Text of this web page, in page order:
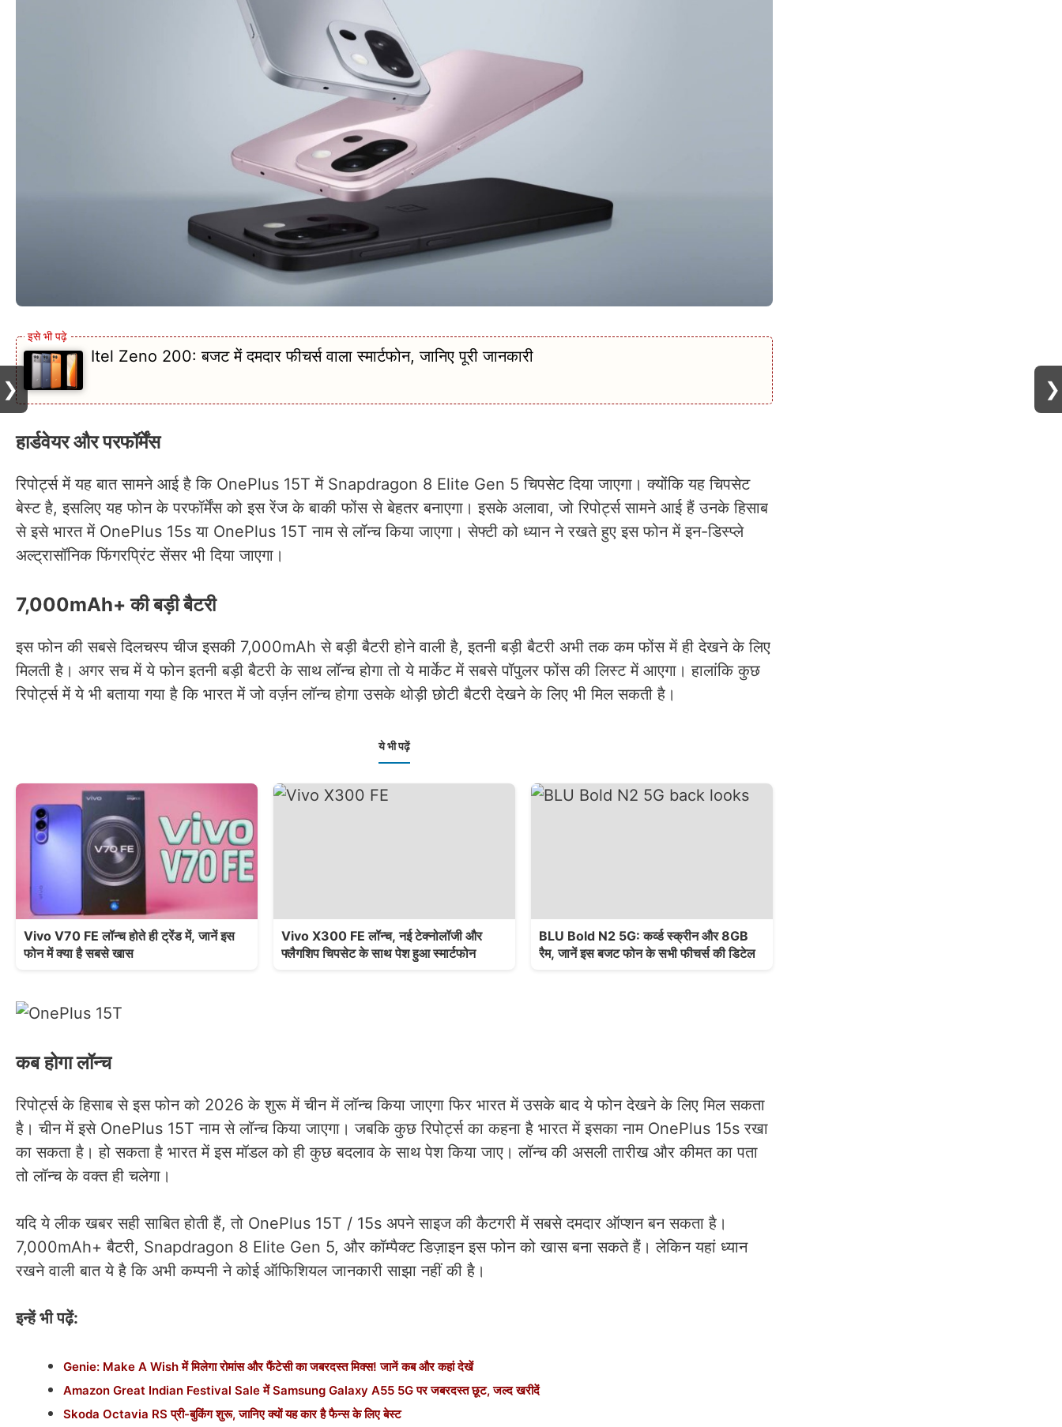
Itel Zeno 200: बजट में दमदार फीचर्स वाला स्मार्टफोन, जानिए पूरी जानकारी
हार्डवेयर और परफॉर्मेंस
रिपोर्ट्स में यह बात सामने आई है कि OnePlus 15T में Snapdragon 8 Elite Gen 5 चिपसेट दिया जाएगा। क्योंकि यह चिपसेट
बेस्ट है, इसलिए यह फोन के परफॉर्मेंस को इस रेंज के बाकी फोंस से बेहतर बनाएगा। इसके अलावा, जो रिपोर्ट्स सामने आई हैं उनके हिसाब
से इसे भारत में OnePlus 15s या OnePlus 15T नाम से लॉन्च किया जाएगा। सेफ्टी को ध्यान ने रखते हुए इस फोन में इन-डिस्प्ले
अल्ट्रासॉनिक फिंगरप्रिंट सेंसर भी दिया जाएगा।
7,000mAh+ की बड़ी बैटरी
इस फोन की सबसे दिलचस्प चीज इसकी 7,000mAh से बड़ी बैटरी होने वाली है, इतनी बड़ी बैटरी अभी तक कम फोंस में ही देखने के लिए
मिलती है। अगर सच में ये फोन इतनी बड़ी बैटरी के साथ लॉन्च होगा तो ये मार्केट में सबसे पॉपुलर फोंस की लिस्ट में आएगा। हालांकि कुछ
रिपोर्ट्स में ये भी बताया गया है कि भारत में जो वर्ज़न लॉन्च होगा उसके थोड़ी छोटी बैटरी देखने के लिए भी मिल सकती है।
ये भी पढ़ें
Vivo V70 FE लॉन्च होते ही ट्रेंड में, जानें इस
फोन में क्या है सबसे खास
Vivo X300 FE लॉन्च, नई टेक्नोलॉजी और
फ्लैगशिप चिपसेट के साथ पेश हुआ स्मार्टफोन
BLU Bold N2 5G: कर्व्ड स्क्रीन और 8GB
रैम, जानें इस बजट फोन के सभी फीचर्स की डिटेल
कब होगा लॉन्च
रिपोर्ट्स के हिसाब से इस फोन को 2026 के शुरू में चीन में लॉन्च किया जाएगा फिर भारत में उसके बाद ये फोन देखने के लिए मिल सकता
है। चीन में इसे OnePlus 15T नाम से लॉन्च किया जाएगा। जबकि कुछ रिपोर्ट्स का कहना है भारत में इसका नाम OnePlus 15s रखा
का सकता है। हो सकता है भारत में इस मॉडल को ही कुछ बदलाव के साथ पेश किया जाए। लॉन्च की असली तारीख और कीमत का पता
तो लॉन्च के वक्त ही चलेगा।
यदि ये लीक खबर सही साबित होती हैं, तो OnePlus 15T / 15s अपने साइज की कैटगरी में सबसे दमदार ऑप्शन बन सकता है।
7,000mAh+ बैटरी, Snapdragon 8 Elite Gen 5, और कॉम्पैक्ट डिज़ाइन इस फोन को खास बना सकते हैं। लेकिन यहां ध्यान
रखने वाली बात ये है कि अभी कम्पनी ने कोई ऑफिशियल जानकारी साझा नहीं की है।
इन्हें भी पढ़ें:
Genie: Make A Wish में मिलेगा रोमांस और फैंटेसी का जबरदस्त मिक्स! जानें कब और कहां देखें
Amazon Great Indian Festival Sale में Samsung Galaxy A55 5G पर जबरदस्त छूट, जल्द खरीदें
Skoda Octavia RS प्री-बुकिंग शुरू, जानिए क्यों यह कार है फैन्स के लिए बेस्ट
❯ ❯